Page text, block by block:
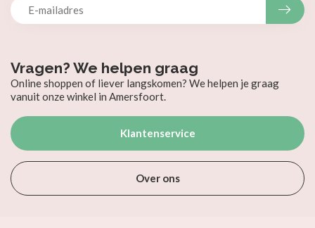
Vragen? We helpen graag
Online shoppen of liever langskomen? We helpen je graag
vanuit onze winkel in Amersfoort.
Klantenservice
Over ons